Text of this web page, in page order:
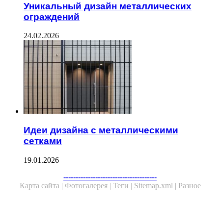
Уникальный дизайн металлических
ограждений
24.02.2026
Идеи дизайна с металлическими
сетками
19.01.2026
--------------------------------------
Карта сайта | Фотогалерея | Теги | Sitemap.xml | Разное